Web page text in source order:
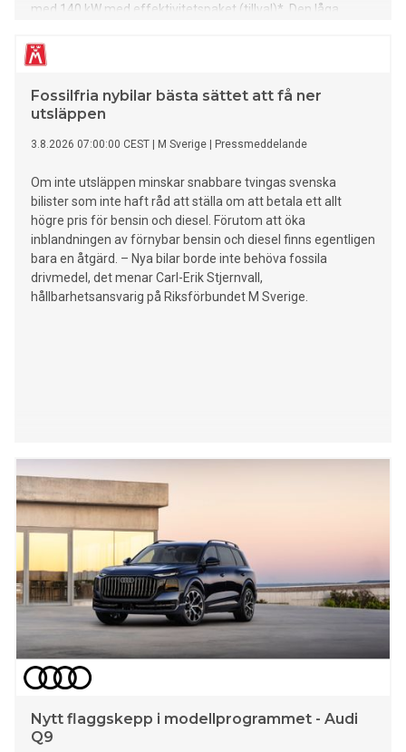
med 140 kW med effektivitetspaket (tillval)*. Den låga
avancerad aerodynamik och ett batteri optimerat för
vardagsbruk.
Fossilfria nybilar bästa sättet att få ner
utsläppen
3.8.2026 07:00:00 CEST M Sverige Pressmeddelande
Om inte utsläppen minskar snabbare tvingas svenska
bilister som inte haft råd att ställa om att betala ett allt
högre pris för bensin och diesel. Förutom att öka
inblandningen av förnybar bensin och diesel finns egentligen
bara en åtgärd. – Nya bilar borde inte behöva fossila
drivmedel, det menar Carl-Erik Stjernvall,
hållbarhetsansvarig på Riksförbundet M Sverige.
Nytt flaggskepp i modellprogrammet - Audi
Q9